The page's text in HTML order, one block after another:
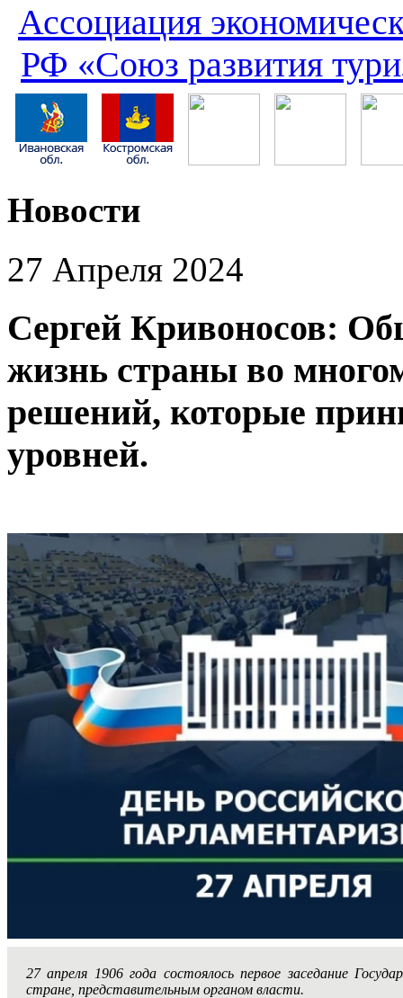
Ассоциация
РФ «Союз развития
Новости
27 Апреля 2024
Сергей Кривоносов:
жизнь страны во
решений, которые
уровней.
27 апреля 1906 года состоялось первое заседание
стране, представительным органом власти.